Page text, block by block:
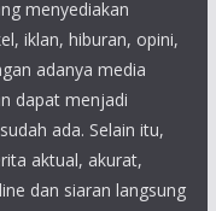
menyediakan
iklan, hiburan, opini,
adanya media
dapat menjadi
ada. Selain itu,
aktual, akurat,
dan siaran langsung